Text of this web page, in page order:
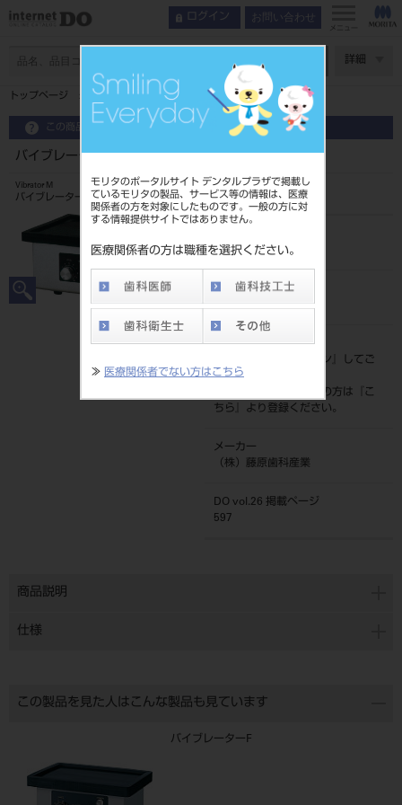
モリタのポータルサイト デンタルプラザで掲載し
ているモリタの製品、サービス等の情報は、医療
関係者の方を対象にしたものです。一般の方に対
する情報提供サイトではありません。
医療関係者の方は職種を選択ください。
≫ 医療関係者でない方はこちら
ログイン お問い合わせ
メニュー
詳細
トップページ バイブレーターM
この商品に関するお問い合わせ
バイブレーターM
Vibrator M
バイブレーター
201040253
JAN/EANコード
標準価格
ログイン
』してご
覧ください。
ネット会員登録がまだの方は『
こ
ちら
』より登録ください。
メーカー
（株）藤原歯科産業
DO vol.26 掲載ページ
597
商品説明
仕様
この製品を見た人はこんな製品も見ています
バイブレーターF